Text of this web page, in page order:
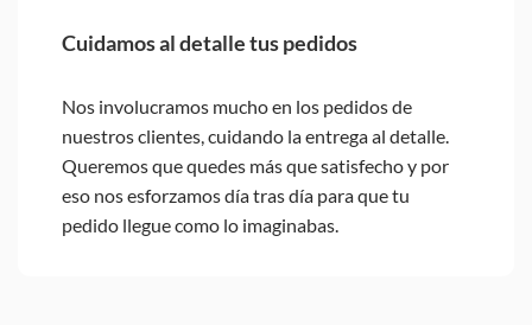
Cuidamos al detalle tus pedidos
Nos involucramos mucho en los pedidos de
nuestros clientes, cuidando la entrega al detalle.
Queremos que quedes más que satisfecho y por
eso nos esforzamos día tras día para que tu
pedido llegue como lo imaginabas.